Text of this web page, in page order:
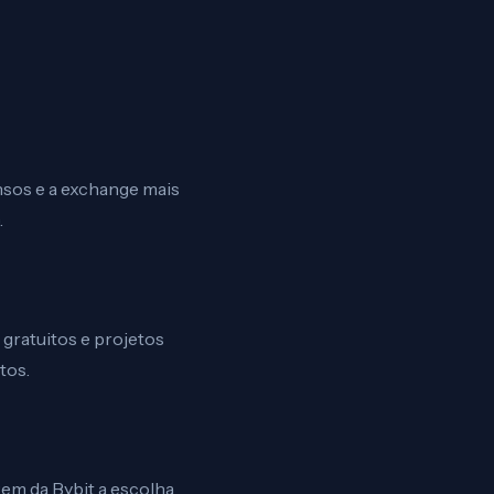
e a exchange mais
gratuitos e projetos
da Bybit a escolha